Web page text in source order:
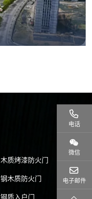
木质烤漆防火门
钢木质防火门
钢质入户门
电话
微信
电子邮件